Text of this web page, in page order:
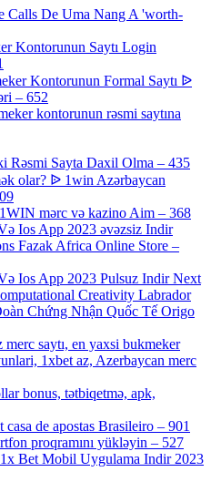
Calls De Uma Nang A 'worth-
Kontorunun Saytı Login
Kontorunun Formal Saytı ᐉ
– 652
kontorunun rəsmi saytına
Rəsmi Sayta Daxil Olma – 435
olar? ᐉ 1win Azərbaycan
mərc və kazino Aim – 368
Ios App 2023 əvəzsiz Indir
Fazak Africa Online Store –
Ios App 2023 Pulsuz Indir Next
Creativity Labrador
Chứng Nhận Quốc Tế Origo
saytı, en yaxsi bukmeker
1xbet az, Azerbaycan merc
bonus, tətbiqetmə, apk,
de apostas Brasileiro – 901
proqramını yükləyin – 527
Bet Mobil Uygulama Indir 2023